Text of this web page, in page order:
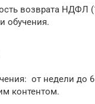
возврата НДФЛ
обучения.
от недели до
контентом.